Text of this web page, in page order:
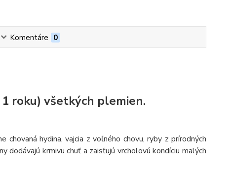
Komentáre 0
roku) všetkých plemien.
hydina, vajcia z voľného chovu, ryby z prírodných
krmivu chuť a zaisťujú vrcholovú kondíciu malých